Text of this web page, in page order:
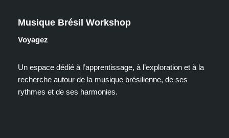
Musique Brésil Workshop
Voyagez
Un espace dédié à l’apprentissage, à l’exploration et à la
recherche autour de la musique brésilienne, de ses
rythmes et de ses harmonies.